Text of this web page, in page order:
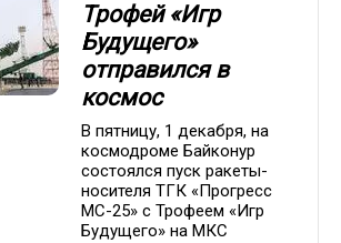
Трофей «Игр
Будущего»
отправился в
космос
В пятницу, 1 декабря, на
космодроме Байконур
состоялся пуск ракеты-
носителя ТГК «Прогресс
МС-25» с Трофеем «Игр
Будущего» на МКС